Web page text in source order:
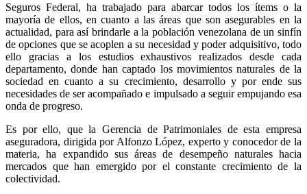
Seguros Federal, ha trabajado para abarcar todos los ítems o la
mayoría de ellos, en cuanto a las áreas que son asegurables en la
actualidad, para así brindarle a la población venezolana de un sinfín
de opciones que se acoplen a su necesidad y poder adquisitivo, todo
ello gracias a los estudios exhaustivos realizados desde cada
departamento, donde han captado los movimientos naturales de la
sociedad en cuanto a su crecimiento, desarrollo y por ende sus
necesidades de ser acompañado e impulsado a seguir empujando esa
onda de progreso.
Es por ello, que la Gerencia de Patrimoniales de esta empresa
aseguradora, dirigida por Alfonzo López, experto y conocedor de la
materia, ha expandido sus áreas de desempeño naturales hacia
mercados que han emergido por el constante crecimiento de la
colectividad.